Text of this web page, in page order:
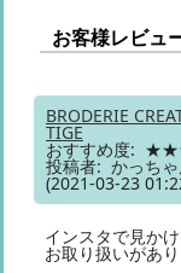
お客様レビュ
BRODERIE
TIGE
おすすめ度:
投稿者: かっちゃ
(2021-03-23
インスタで見か
お取り扱いがあ